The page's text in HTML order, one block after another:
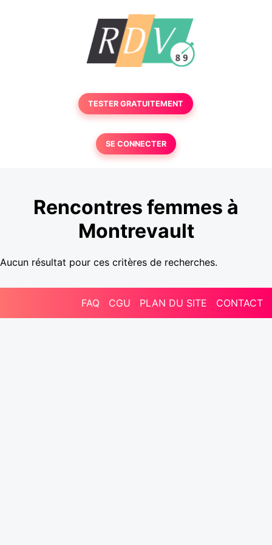
TESTER GRATUITEMENT
SE CONNECTER
Rencontres femmes à
Montrevault
Aucun résultat pour ces critères de recherches.
FAQ CGU PLAN DU SITE CONTACT